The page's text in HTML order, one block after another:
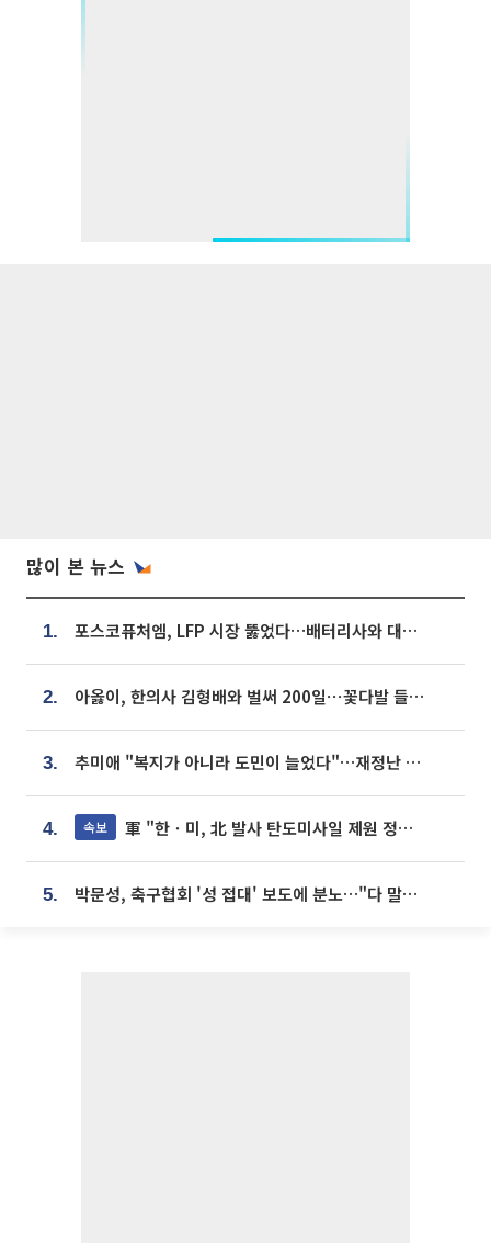
많이 본 뉴스
1. 포스코퓨처엠, LFP 시장 뚫었다…배터리사와 대규모 장기 공급 합의
2. 아옳이, 한의사 김형배와 벌써 200일⋯꽃다발 들고 "프러포즈 아냐"
3. 추미애 "복지가 아니라 도민이 늘었다"…재정난 책임론 정면돌파
4. 속보 軍 "한ㆍ미, 北 발사 탄도미사일 제원 정밀분석 중"
5. 박문성, 축구협회 '성 접대' 보도에 분노…"다 말아먹으려고 작정했나"